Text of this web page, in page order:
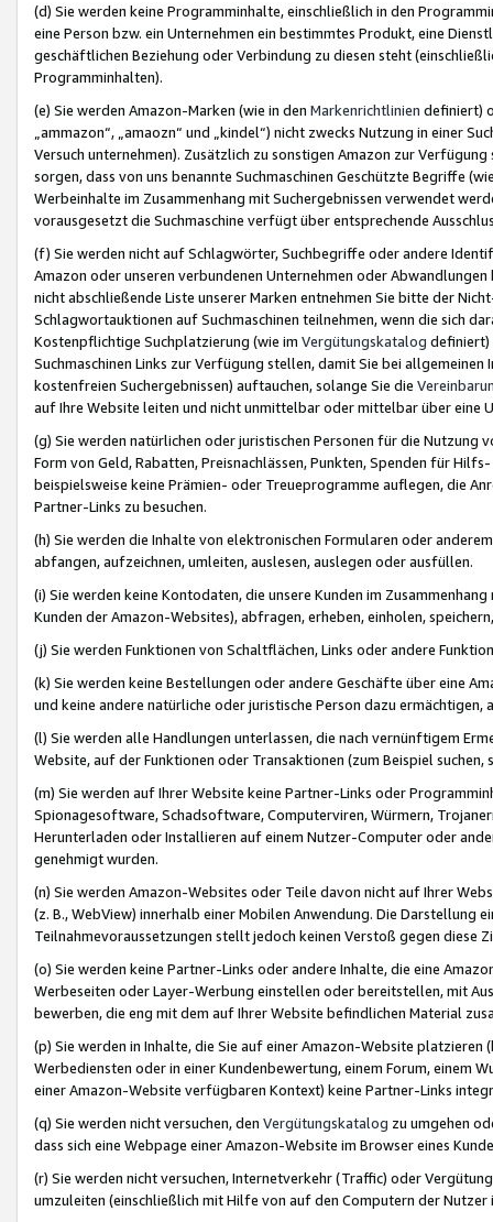
(d) Sie werden keine Programminhalte, einschließlich in den
eine Person bzw. ein Unternehmen ein bestimmtes Produkt, eine
geschäftlichen Beziehung oder Verbindung zu diesen steht
Programminhalten).
(e) Sie werden Amazon-Marken (wie in den Markenrichtlinien definiert)
„ammazon“, „amaozn“ und „kindel“) nicht zwecks Nutzung in einer
Versuch unternehmen). Zusätzlich zu sonstigen Amazon zur
sorgen, dass von uns benannte Suchmaschinen Geschützte Begriffe
Werbeinhalte im Zusammenhang mit Suchergebnissen verwendet
vorausgesetzt die Suchmaschine verfügt über entsprechende
(f) Sie werden nicht auf Schlagwörter, Suchbegriffe oder andere
Amazon oder unseren verbundenen Unternehmen oder
nicht abschließende Liste unserer Marken entnehmen Sie bitte der
Schlagwortauktionen auf Suchmaschinen teilnehmen, wenn die sich
Kostenpflichtige Suchplatzierung (wie im Vergütungskatalog definiert)
Suchmaschinen Links zur Verfügung stellen, damit Sie bei
kostenfreien Suchergebnissen) auftauchen, solange Sie die
auf Ihre Website leiten und nicht unmittelbar oder mittelbar über eine
(g) Sie werden natürlichen oder juristischen Personen für die Nutzung
Form von Geld, Rabatten, Preisnachlässen, Punkten, Spenden für
beispielsweise keine Prämien- oder Treueprogramme auflegen, die
Partner-Links zu besuchen.
(h) Sie werden die Inhalte von elektronischen Formularen oder
abfangen, aufzeichnen, umleiten, auslesen, auslegen oder ausfüllen.
(i) Sie werden keine Kontodaten, die unsere Kunden im
Kunden der Amazon-Websites), abfragen, erheben, einholen,
(j) Sie werden Funktionen von Schaltflächen, Links oder andere
(k) Sie werden keine Bestellungen oder andere Geschäfte über eine
und keine andere natürliche oder juristische Person dazu
(l) Sie werden alle Handlungen unterlassen, die nach vernünftigem
Website, auf der Funktionen oder Transaktionen (zum Beispiel
(m) Sie werden auf Ihrer Website keine Partner-Links oder
Spionagesoftware, Schadsoftware, Computerviren, Würmern,
Herunterladen oder Installieren auf einem Nutzer-Computer oder
genehmigt wurden.
(n) Sie werden Amazon-Websites oder Teile davon nicht auf Ihrer
(z. B., WebView) innerhalb einer Mobilen Anwendung. Die Darstellung
Teilnahmevoraussetzungen stellt jedoch keinen Verstoß gegen diese
(o) Sie werden keine Partner-Links oder andere Inhalte, die eine
Werbeseiten oder Layer-Werbung einstellen oder bereitstellen, mit
bewerben, die eng mit dem auf Ihrer Website befindlichen Material
(p) Sie werden in Inhalte, die Sie auf einer Amazon-Website
Werbediensten oder in einer Kundenbewertung, einem Forum, einem
einer Amazon-Website verfügbaren Kontext) keine Partner-Links
(q) Sie werden nicht versuchen, den Vergütungskatalog zu umgehen
dass sich eine Webpage einer Amazon-Website im Browser eines
(r) Sie werden nicht versuchen, Internetverkehr (Traffic) oder
umzuleiten (einschließlich mit Hilfe von auf den Computern der